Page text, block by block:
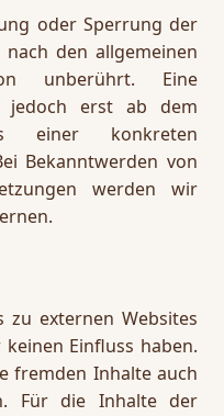
oder Sperrung der
den allgemeinen
unberührt. Eine
jedoch erst ab dem
einer konkreten
Bekanntwerden von
werden wir
zu externen Websites
Einfluss haben.
fremden Inhalte auch
Für die Inhalte der